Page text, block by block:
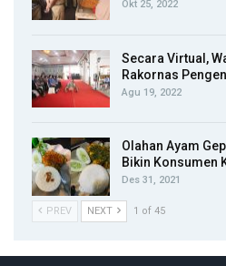
Okt 25, 2022
Secara Virtual,
Rakornas
Agu 19, 2022
Olahan Ayam
Bikin Konsumen
Des 31, 2021
PREV NEXT 1 of 45